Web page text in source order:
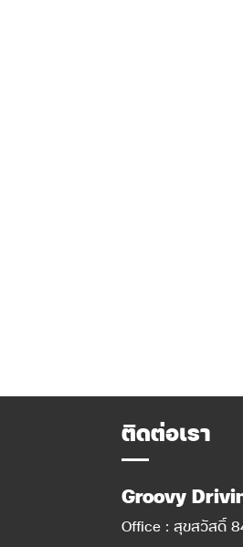
ติดต่อเรา
Groovy
Office : สุขสวัสดิ์